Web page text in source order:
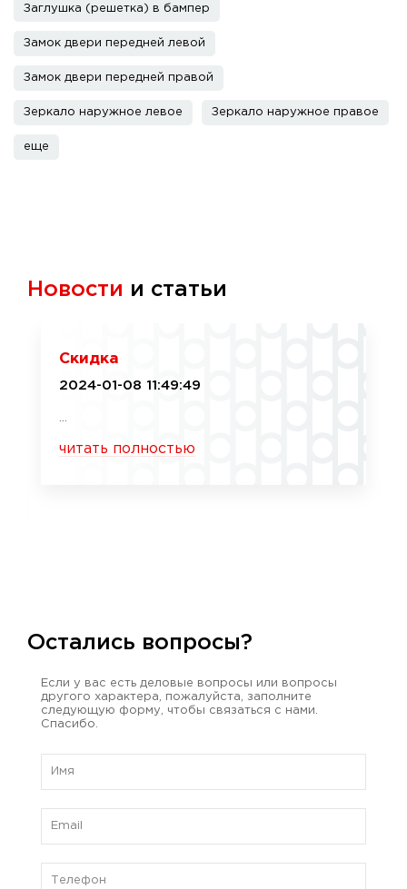
Заглушка (решетка) в бампер
Замок двери передней левой
Замок двери передней правой
Зеркало наружное левое Зеркало наружное правое
еще
Новости и статьи
Скидка
2024-01-08 11:49:49
читать полностью
Остались вопросы?
Если у вас есть деловые вопросы или вопросы
другого характера, пожалуйста, заполните
следующую форму, чтобы связаться с нами.
Спасибо.